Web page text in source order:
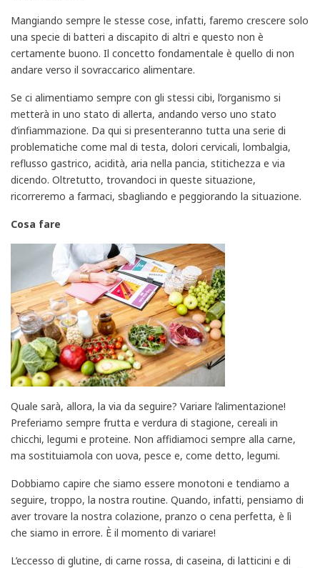
Mangiando sempre le stesse cose, infatti, faremo crescere solo
una specie di batteri a discapito di altri e questo non è
certamente buono. Il concetto fondamentale è quello di non
andare verso il sovraccarico alimentare.
Se ci alimentiamo sempre con gli stessi cibi, l’organismo si
metterà in uno stato di allerta, andando verso uno stato
d’infiammazione. Da qui si presenteranno tutta una serie di
problematiche come mal di testa, dolori cervicali, lombalgia,
reflusso gastrico, acidità, aria nella pancia, stitichezza e via
dicendo. Oltretutto, trovandoci in queste situazione,
ricorreremo a farmaci, sbagliando e peggiorando la situazione.
Cosa fare
Quale sarà, allora, la via da seguire? Variare l’alimentazione!
Preferiamo sempre frutta e verdura di stagione, cereali in
chicchi, legumi e proteine. Non affidiamoci sempre alla carne,
ma sostituiamola con uova, pesce e, come detto, legumi.
Dobbiamo capire che siamo essere monotoni e tendiamo a
seguire, troppo, la nostra routine. Quando, infatti, pensiamo di
aver trovare la nostra colazione, pranzo o cena perfetta, è lì
che siamo in errore. È il momento di variare!
L’eccesso di glutine, di carne rossa, di caseina, di latticini e di